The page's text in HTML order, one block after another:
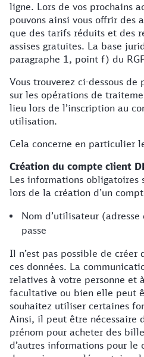
ligne. Lors de vos prochains
pouvons ainsi vous offrir des
que des tarifs réduits et des
assises gratuites. La base
paragraphe 1, point f) du
Vous trouverez ci-dessous
sur les opérations de
lieu lors de l’inscription au
utilisation.
Cela concerne en particulier
Création du compte client
Les informations obligatoires
lors de la création d’un
Nom d’utilisateur
passe
Il n’est pas possible de créer
ces données. La
relatives à votre personne et
facultative ou bien elle peut
souhaitez utiliser certaines
Ainsi, il peut être nécessaire
prénom pour acheter des
d’autres informations pour le